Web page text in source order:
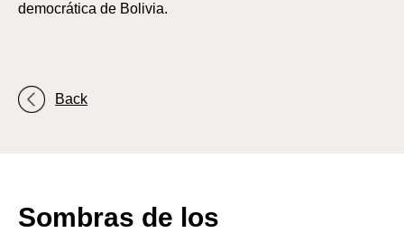
democrática de Bolivia.
Back
Sombras de los